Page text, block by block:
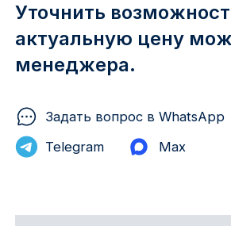
2-я Смирновка
3-й Участок
52127 городок
Уточнить
актуальную цену
менеджера.
Задать вопрос в WhatsApp
Telegram
Max